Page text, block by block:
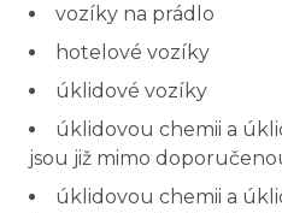
vozíky na prádlo
hotelové vozíky
úklidové vozíky
úklidovou chemii a
jsou již mimo
úklidovou chemii a